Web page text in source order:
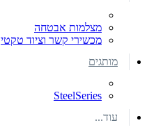
מצלמות אבטחה
מכשירי קשר וציוד טקטי
מותגים
SteelSeries
עוד...